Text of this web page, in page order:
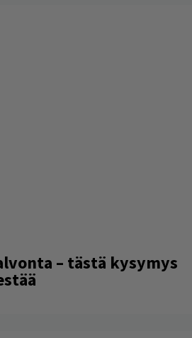
– tästä kysymys